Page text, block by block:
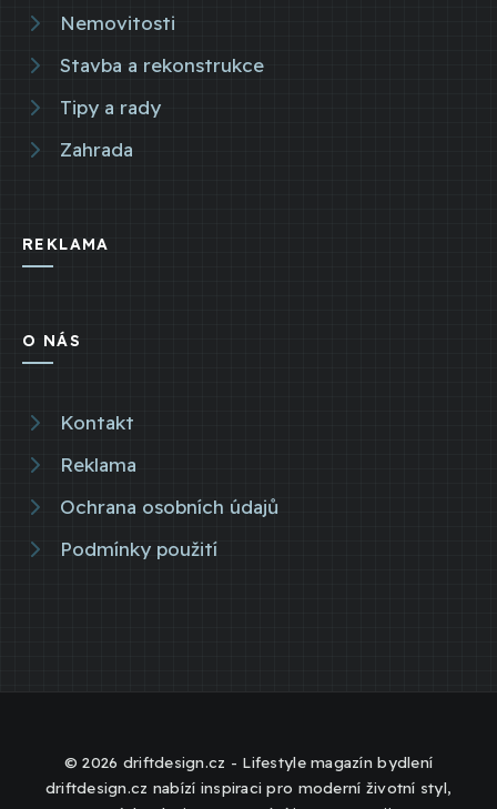
Nemovitosti
Stavba a rekonstrukce
Tipy a rady
Zahrada
REKLAMA
O NÁS
Kontakt
Reklama
Ochrana osobních údajů
Podmínky použití
© 2026 driftdesign.cz - Lifestyle magazín bydlení
driftdesign.cz nabízí inspiraci pro moderní životní styl,